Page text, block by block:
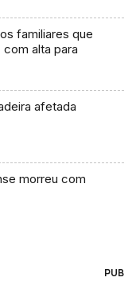
familiares que
alta para
afetada
morreu com
PUB